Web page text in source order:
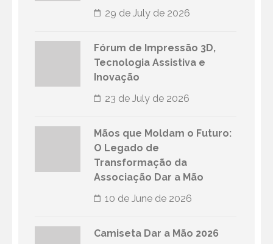
29 de July de 2026
Fórum de Impressão 3D,
Tecnologia Assistiva e
Inovação
23 de July de 2026
Mãos que Moldam o Futuro:
O Legado de
Transformação da
Associação Dar a Mão
10 de June de 2026
Camiseta Dar a Mão 2026